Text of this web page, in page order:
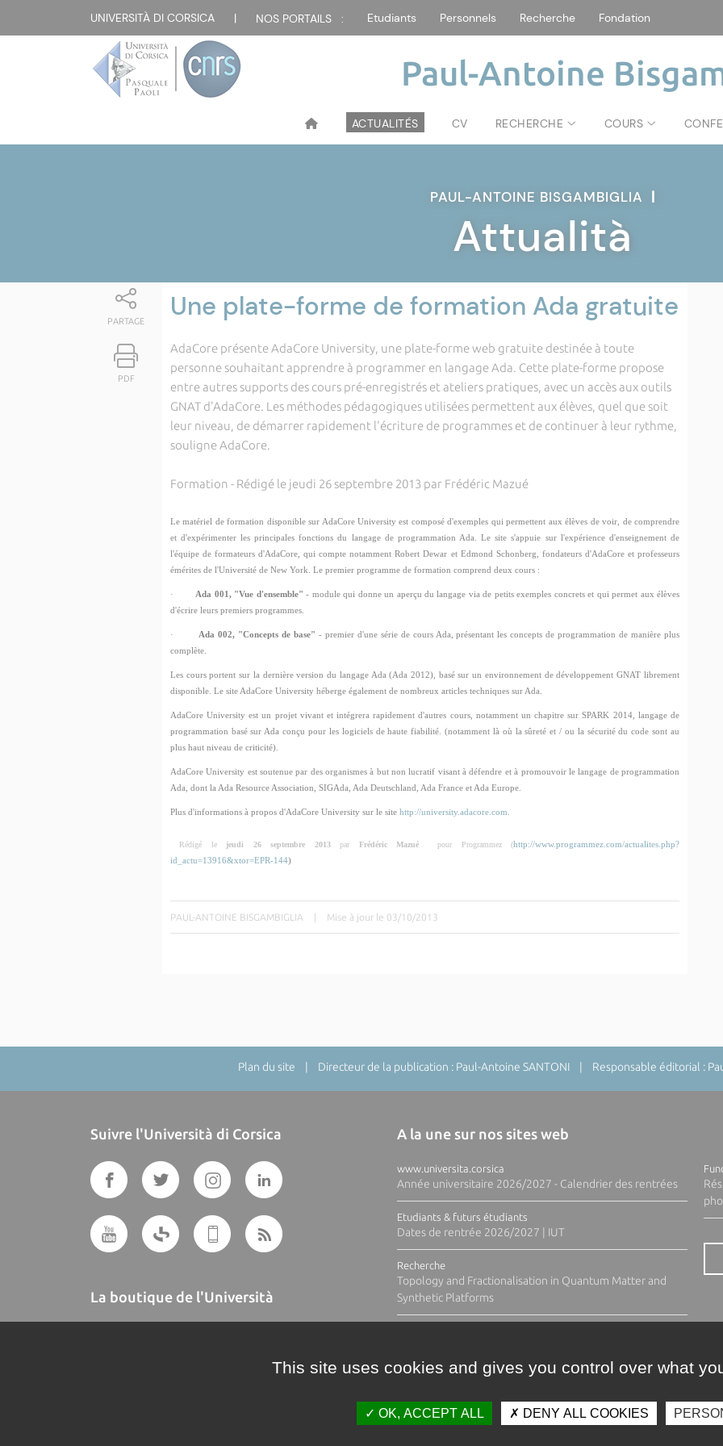
UNIVERSITÀ DI CORSICA | NOS PORTAILS : Etudiants Personnels Recherche Fondation
Paul-Antoine
ACTUALITÉS CV RECHERCHE COURS
PAUL-ANTOINE BISGAMBIGLIA |
Attualità
PARTAGE
PDF
Une plate-forme de formation Ada gratuite
AdaCore présente AdaCore University, une plate-forme web gratuite destinée à toute
personne souhaitant apprendre à programmer en langage Ada. Cette plate-forme propose
entre autres supports des cours pré-enregistrés et ateliers pratiques, avec un accès aux outils
GNAT d'AdaCore. Les méthodes pédagogiques utilisées permettent aux élèves, quel que soit
leur niveau, de démarrer rapidement l'écriture de programmes et de continuer à leur rythme,
souligne AdaCore.
Formation - Rédigé le jeudi 26 septembre 2013 par Frédéric Mazué
Le matériel de formation disponible sur AdaCore University est composé d'exemples qui permettent aux élèves de voir, de comprendre
et d'expérimenter les principales fonctions du langage de programmation Ada. Le site s'appuie sur l'expérience d'enseignement de
l'équipe de formateurs d'AdaCore, qui compte notamment Robert Dewar et Edmond Schonberg, fondateurs d'AdaCore et professeurs
émérites de l'Université de New York. Le premier programme de formation comprend deux cours :
· Ada 001, "Vue d'ensemble" - module qui donne un aperçu du langage via de petits exemples concrets et qui permet aux élèves
d'écrire leurs premiers programmes.
· Ada 002, "Concepts de base" - premier d'une série de cours Ada, présentant les concepts de programmation de manière plus
complète.
Les cours portent sur la dernière version du langage Ada (Ada 2012), basé sur un environnement de développement GNAT librement
disponible. Le site AdaCore University héberge également de nombreux articles techniques sur Ada.
AdaCore University est un projet vivant et intégrera rapidement d'autres cours, notamment un chapitre sur SPARK 2014, langage de
programmation basé sur Ada conçu pour les logiciels de haute fiabilité. (notamment là où la sûreté et / ou la sécurité du code sont au
plus haut niveau de criticité).
AdaCore University est soutenue par des organismes à but non lucratif visant à défendre et à promouvoir le langage de programmation
Ada, dont la Ada Resource Association, SIGAda, Ada Deutschland, Ada France et Ada Europe.
Plus d'informations à propos d'AdaCore University sur le site http://university.adacore.com
Rédigé le jeudi 26 septembre 2013 par Frédéric Mazué pour Programmez (http://www.programmez.com/actualites.php?
id_actu=13916&xtor=EPR-144)
PAUL-ANTOINE BISGAMBIGLIA | Mise à jour le 03/10/2013
Plan du site | Directeur de la publication : Paul-Antoine SANTONI | Responsable éditorial :
Suivre l'Università di Corsica
La boutique de l'Università
A la une sur nos sites web
www.universita.corsica
Année universitaire 2026/2027 - Calendrier des rentrées
Etudiants & futurs étudiants
Dates de rentrée 2026/2027 | IUT
Recherche
Topology and Fractionalisation in Quantum Matter and
Synthetic Platforms
This site uses cookies and gives you control over what
OK, ACCEPT ALL DENY ALL COOKIES